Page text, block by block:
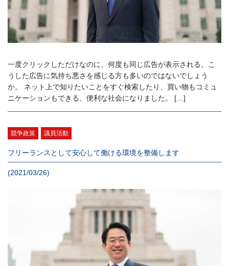
一度クリックしただけなのに、何度も同じ広告が表示される。こ
うした広告に気持ち悪さを感じる方も多いのではないでしょう
か。 ネット上で知りたいことをすぐ検索したり、買い物もコミュ
ニケーションもできる、便利な社会になりました。 […]
競争政策 議員活動
フリーランスとして安心して働ける環境を整備します
(2021/03/26)